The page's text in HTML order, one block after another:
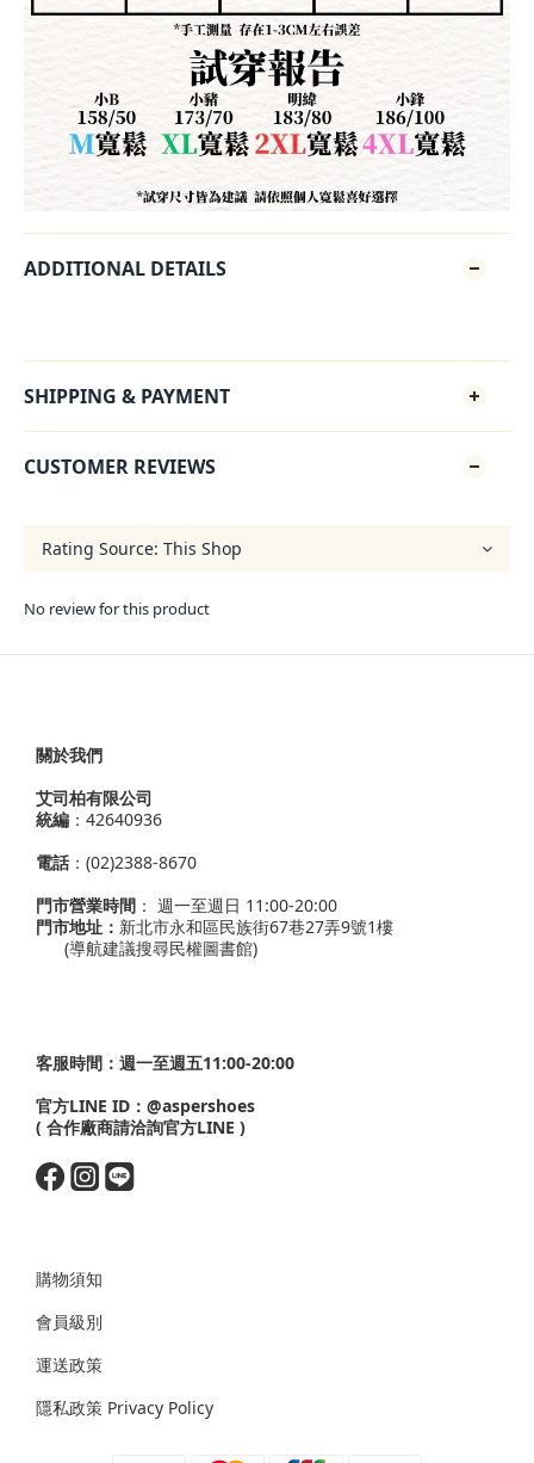
ADDITIONAL DETAILS
SHIPPING & PAYMENT
CUSTOMER REVIEWS
No review for this product
關於我們
艾司柏有限公司
統編 ：42640936
電話：(02)2388-8670
門市營業時間 ： 週一至週日 11:00-20:00
門市地址： 新北市永和區民族街67巷27弄9號1樓
(導航建議搜尋民權圖書館)
客服時間：週一至週五11:00-20:00
官方LINE ID： @aspershoes
( 合作廠商請洽詢官方LINE )
購物須知
會員級別
運送政策
隱私政策 Privacy Policy